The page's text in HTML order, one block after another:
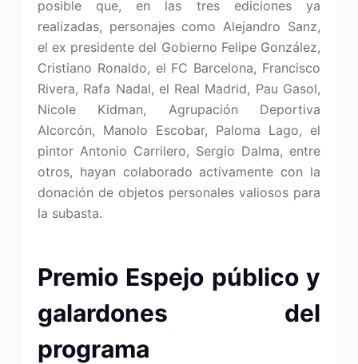
posible que, en las tres ediciones ya
realizadas, personajes como Alejandro Sanz,
el ex presidente del Gobierno Felipe González,
Cristiano Ronaldo, el FC Barcelona, Francisco
Rivera, Rafa Nadal, el Real Madrid, Pau Gasol,
Nicole Kidman, Agrupación Deportiva
Alcorcón, Manolo Escobar, Paloma Lago, el
pintor Antonio Carrilero, Sergio Dalma, entre
otros, hayan colaborado activamente con la
donación de objetos personales valiosos para
la subasta.
Premio Espejo público y
galardones del
programa